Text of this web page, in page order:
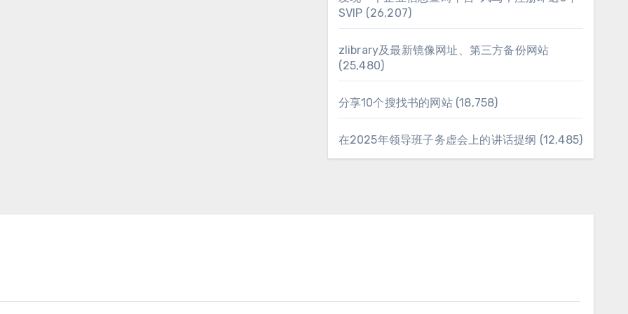
SVIP (26,207)
zlibrary及最新镜像网址、第三方备份网站
(25,480)
分享10个搜找书的网站 (18,758)
在2025年领导班子务虚会上的讲话提纲 (12,485)